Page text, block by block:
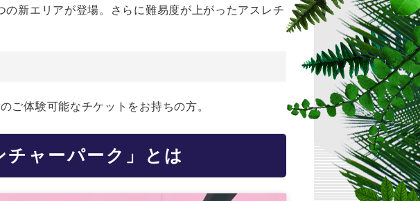
新エリアが登場。さらに難易度が上がったアスレチ
ご体験可能なチケットをお持ちの方。
チャーパーク」とは